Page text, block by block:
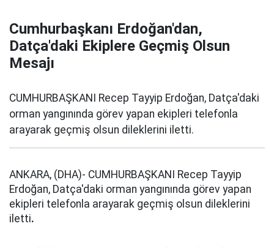
Cumhurbaşkanı Erdoğan'dan,
Datça'daki Ekiplere Geçmiş Olsun
Mesajı
CUMHURBAŞKANI Recep Tayyip Erdoğan, Datça'daki
orman yangınında görev yapan ekipleri telefonla
arayarak geçmiş olsun dileklerini iletti.
ANKARA, (DHA)- CUMHURBAŞKANI Recep Tayyip
Erdoğan, Datça'daki orman yangınında görev yapan
ekipleri telefonla arayarak geçmiş olsun dileklerini
iletti.